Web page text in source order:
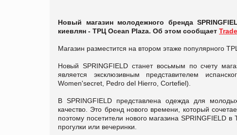
Новый магазин молодежного бренда
киевлян - ТРЦ Ocean Plaza. Об этом сообщает
Магазин разместится на втором этаже популярного
Новый SPRINGFIELD станет восьмым по счету
является эксклюзивным представителем
Women'secret, Pedro del Hierro, Cortefiel).
В SPRINGFIELD представлена одежда для
качество. Это бренд нового времени, который
поэтому посетители нового магазина SPRINGFIELD
прогулки или вечеринки.